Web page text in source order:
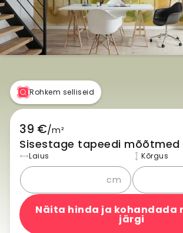
Rohkem selliseid
39 €/m²
Sisestage tapeedi mõõtmed
Laius
cm
Kõrgus
Näita hinda ja kohandada
järgi